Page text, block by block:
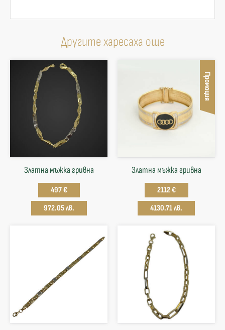
Другите харесаха още
Златна мъжка гривна
497 €
972.05 лв.
Промоция
Златна мъжка гривна
2112 €
4130.71 лв.